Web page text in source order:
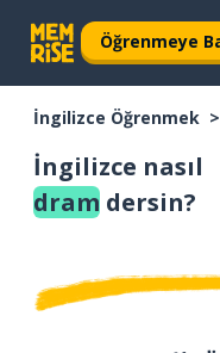
Öğrenmeye
İngilizce Öğrenmek
İngilizce nasıl
dram dersin?